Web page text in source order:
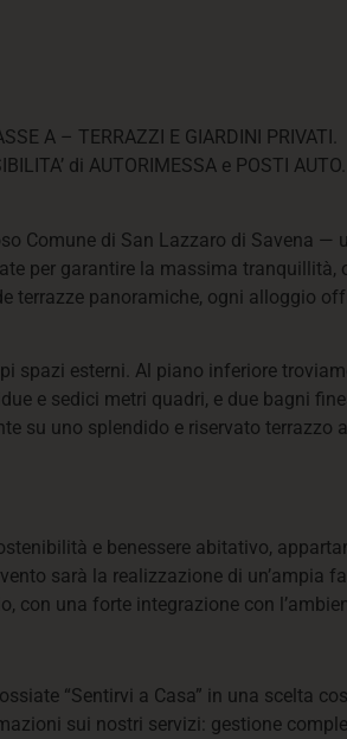
A – TERRAZZI E GIARDINI PRIVATI.
di AUTORIMESSA e POSTI AUTO.
Comune di San Lazzaro di Savena
per garantire la massima
terrazze panoramiche, ogni alloggio
spazi esterni. Al piano inferiore
e sedici metri quadri, e due bagni
su uno splendido e riservato
e benessere abitativo,
sarà la realizzazione di un’ampia
con una forte integrazione con
“Sentirvi a Casa” in una scelta
sui nostri servizi: gestione